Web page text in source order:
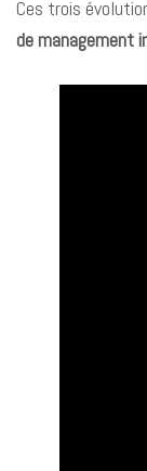
Ces trois
de management